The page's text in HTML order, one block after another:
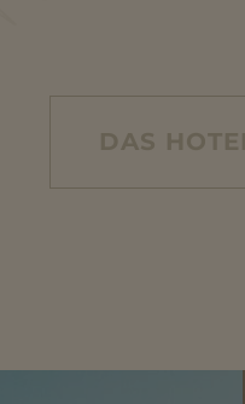
DAS